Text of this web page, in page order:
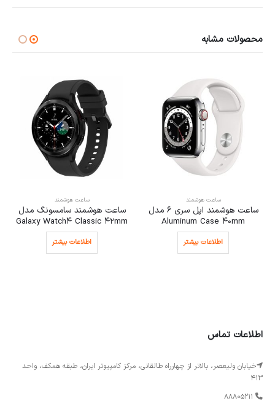
محصولات مشابه
ساعت هوشمند
ساعت هوشمند اپل سری 6 مدل
Aluminum Case 40mm
اطلاعات بیشتر
ساعت هوشمند
ساعت هوشمند سامسونگ مدل
Galaxy Watch4 Classic 42mm
اطلاعات بیشتر
اطلاعات تماس
خیابان ولیعصر، بالاتر از چهارراه طالقانی، مرکز کامپیوتر ایران، طبقه همکف، واحد
413
88805211